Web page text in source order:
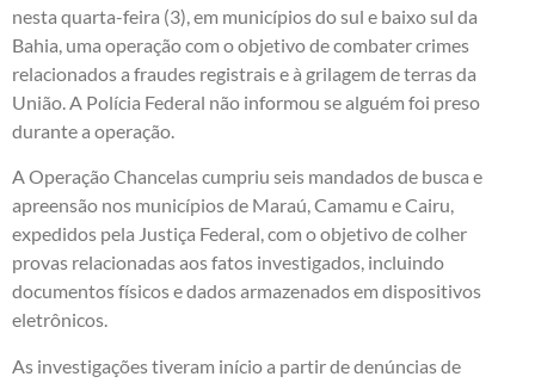
nesta quarta-feira (3), em municípios do sul e baixo sul da
Bahia, uma operação com o objetivo de combater crimes
relacionados a fraudes registrais e à grilagem de terras da
União. A Polícia Federal não informou se alguém foi preso
durante a operação.
A Operação Chancelas cumpriu seis mandados de busca e
apreensão nos municípios de Maraú, Camamu e Cairu,
expedidos pela Justiça Federal, com o objetivo de colher
provas relacionadas aos fatos investigados, incluindo
documentos físicos e dados armazenados em dispositivos
eletrônicos.
As investigações tiveram início a partir de denúncias de